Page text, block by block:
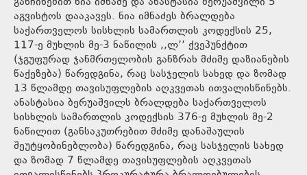
აგვისტოს დააკავეს. ნია იმნაძეს ბრალდება
საქართველოს სისხლის სამართლის კოდექსის 25,
117-ე მუხლის მე-3 ნაწილის ,,ლ’’ ქვეპუნქტით
(ჯგუფურად ჯანმრთელობის განზრახ მძიმე დაზიანების
წაქეზება) წარედგინა, რაც სასჯელის სახედ და ზომად
13 წლამდე თავისუფლების აღკვეთას ითვალისწინებს.
ანასტასია ბერუაშვილს ბრალდება საქართველოს
სისხლის სამართლის კოდექსის 376-ე მუხლის მე-2
ნაწილით (განსაკუთრებით მძიმე დანაშაულის
შეუტყობინებლობა) წარედგინა, რაც სასჯელის სახედ
და ზომად 7 წლამდე თავისუფლების აღკვეთას